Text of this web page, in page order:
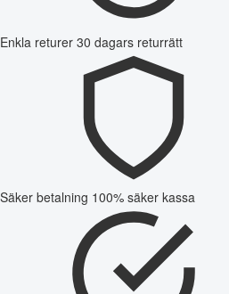
Enkla returer 30 dagars returrätt
Säker betalning 100% säker kassa